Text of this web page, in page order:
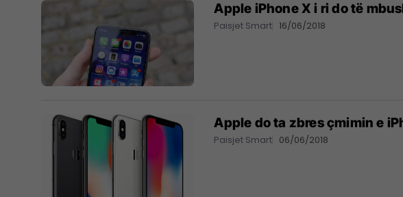
Apple iPhone X i ri do të
Paisjet Smart 16/06/2018
Apple do ta zbres çmimin e
Paisjet Smart 06/06/2018